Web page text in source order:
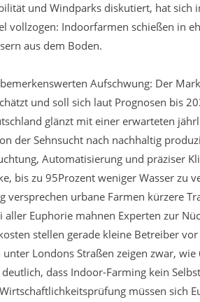
und Windparks diskutiert, hat sich
vollzogen: Indoorfarmen schießen in
aus dem Boden.
Aufschwung: Der
und soll sich laut Prognosen bis
glänzt mit einer erwarteten
der Sehnsucht nach nachhaltig
Automatisierung und präziser
bis zu 95Prozent weniger Wasser zu
versprechen urbane Farmen kürzere
Euphorie mahnen Experten zur
stellen gerade kleine Betreiber
Londons Straßen zeigen zwar, wie
dass Indoor-Farming kein
müssen sich